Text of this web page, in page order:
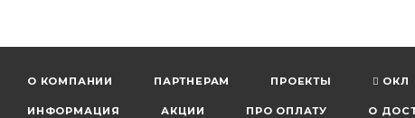
О КОМПАНИИ ПАРТНЕРАМ ПРОЕКТЫ ОКЛ
ИНФОРМАЦИЯ АКЦИИ ПРО ОПЛАТУ О